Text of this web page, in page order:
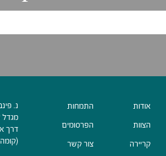
אודות
התמחות
הצוות
הפרסומים
קריירה
צור קשר
נ.
מגדל
דרך
(קומה 16), רמת גן 5250606